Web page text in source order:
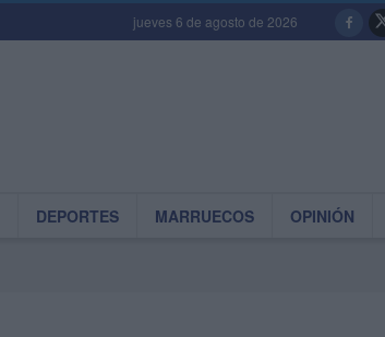
jueves 6 de agosto de 2026
DEPORTES MARRUECOS OPINIÓN